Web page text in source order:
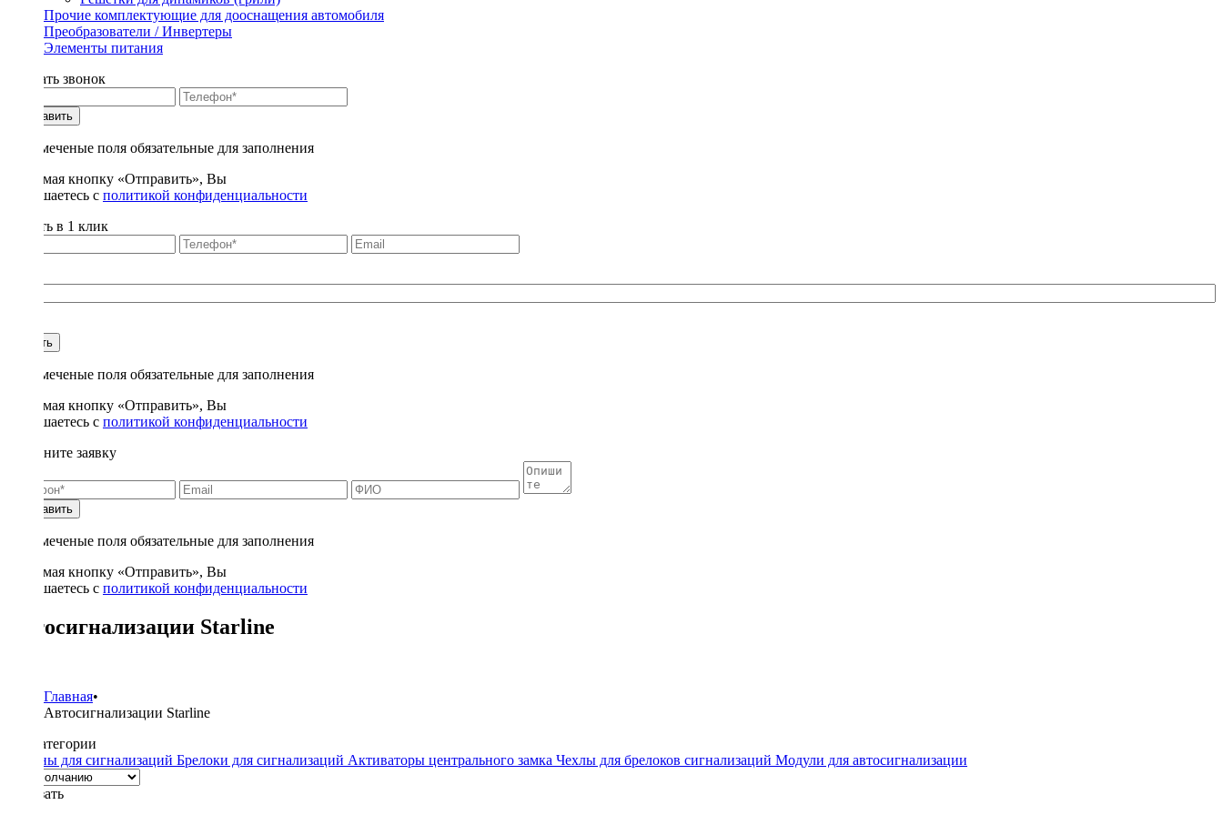
Прочие комплектующие для дооснащения автомобиля
Преобразователи / Инвертеры
Элементы питания
Заказать звонок
Отправить
* - отмеченые поля обязательные для заполнения
Нажимая кнопку «Отправить», Вы
соглашаетесь с политикой конфиденциальности
Купить в 1 клик
Купить
* - отмеченые поля обязательные для заполнения
Нажимая кнопку «Отправить», Вы
соглашаетесь с политикой конфиденциальности
Заполните заявку
Отправить
* - отмеченые поля обязательные для заполнения
Нажимая кнопку «Отправить», Вы
соглашаетесь с политикой конфиденциальности
Автосигнализации Starline
Главная•
Автосигнализации Starline
Подкатегории
Сирены для сигнализаций Брелоки для сигнализаций Активаторы центрального замка Чехлы для брелоков сигнализаций Модули для автосигнализации
Показать